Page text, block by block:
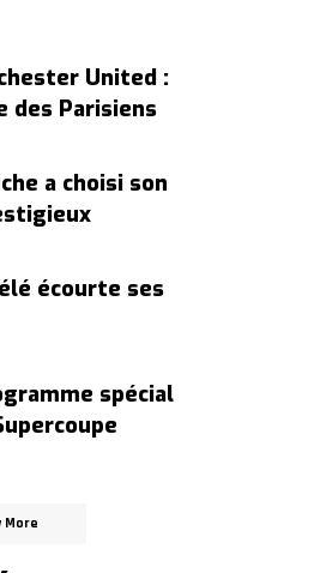
United :
des Parisiens
a choisi son
écourte ses
spécial
More